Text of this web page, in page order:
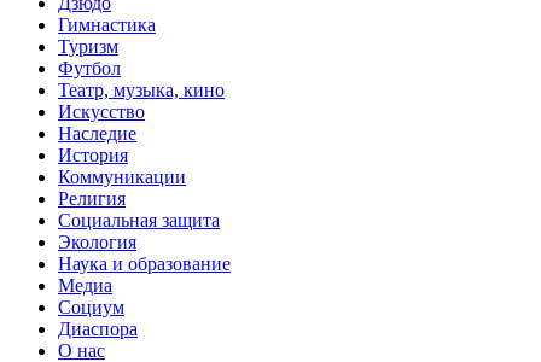
Гимнастика
Туризм
Футбол
Театр, музыка, кино
Искусство
Наследие
История
Коммуникации
Религия
Социальная защита
Экология
Наука и образование
Медиа
Социум
Диаспора
О нас